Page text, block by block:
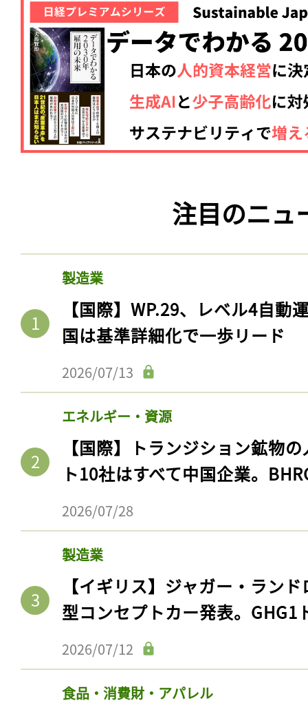
注目のニュ
製造業
【国際】WP.29、レベル4自動
国は基準詳細化で一歩リード
2026/07/13
エネルギー・資源
【国際】トランジション鉱物
ト10社はすべて中国企業。
2026/07/28
製造業
【イギリス】ジャガー・ラン
型コンセプトカー発表。GHG1
2026/07/12
食品・消費財・アパレル